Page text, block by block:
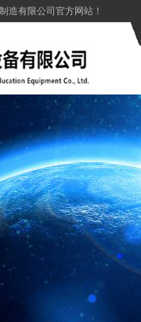
造有限公司官方网站！